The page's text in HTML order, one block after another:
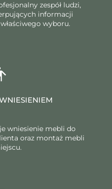
zespół ludzi,
informacji
wyboru.
wniesienie mebli do
oraz montaż mebli